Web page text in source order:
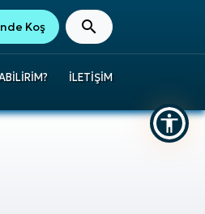
Koş
İLETIŞIM